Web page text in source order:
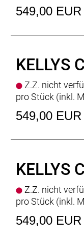
549,00 EUR
KELLYS
Z.Z. nicht
pro Stück (inkl.
549,00 EUR
KELLYS
Z.Z. nicht
pro Stück (inkl.
549,00 EUR